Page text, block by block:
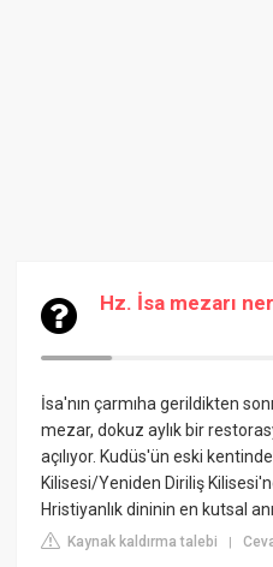
Hz. İsa mezarı
İsa'nın çarmıha gerildikten
mezar, dokuz aylık bir
açılıyor. Kudüs'ün eski
Kilisesi/Yeniden Diriliş
Hristiyanlık dininin en kutsal
Kaynak kaldırma talebi |